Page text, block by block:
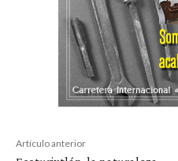
Artículo anterior